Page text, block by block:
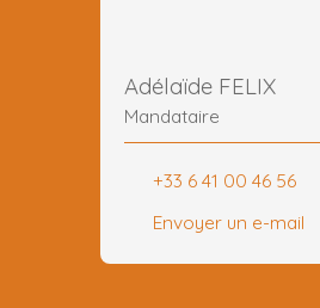
Adélaïde FELIX
Mandataire
+33 6 41 00 46 56
Envoyer un e-mail